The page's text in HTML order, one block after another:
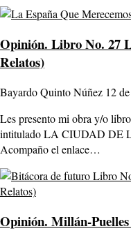
Opinión. Libro No. 27
Relatos)
Bayardo Quinto Núñez 12
Les presento mi obra y/o
intitulado LA CIUDAD DE
Acompaño el enlace…
Opinión. Millán-